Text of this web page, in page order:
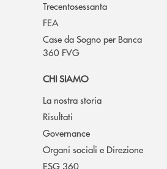
Trecentosessanta
FEA
Case da Sogno per Banca
360 FVG
CHI SIAMO
La nostra storia
Risultati
Governance
Organi sociali e Direzione
ESG 360